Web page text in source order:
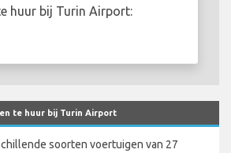
huur bij Turin Airport:
te huur bij Turin Airport
soorten voertuigen van 27